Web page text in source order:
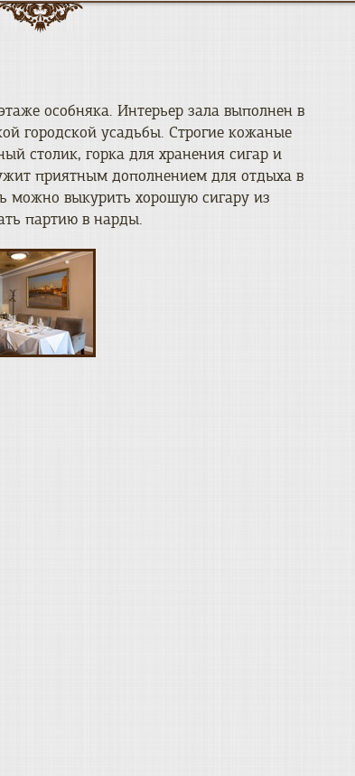
особняка. Интерьер зала выполнен в
городской усадьбы. Строгие кожаные
столик, горка для хранения сигар и
приятным дополнением для отдыха в
можно выкурить хорошую сигару из
партию в нарды.